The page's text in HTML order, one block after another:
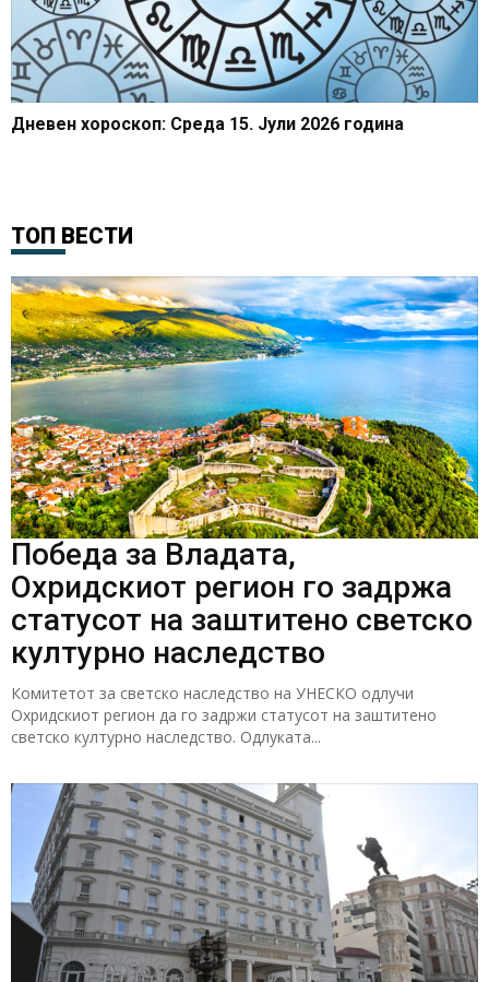
Дневен хороскоп: Среда 15. Јули 2026 година
ТОП ВЕСТИ
Победа за Владата,
Охридскиот регион го задржа
статусот на заштитено светско
културно наследство
Комитетот за светско наследство на УНЕСКО одлучи
Охридскиот регион да го задржи статусот на заштитено
светско културно наследство. Одлуката...